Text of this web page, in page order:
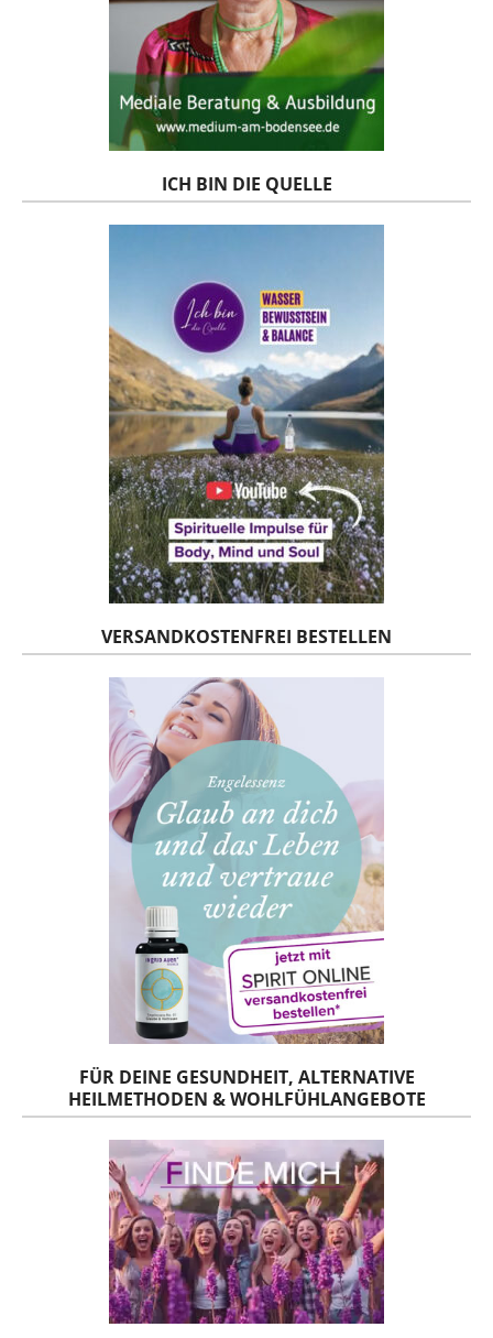
ICH BIN DIE QUELLE
VERSANDKOSTENFREI BESTELLEN
FÜR DEINE GESUNDHEIT, ALTERNATIVE
HEILMETHODEN & WOHLFÜHLANGEBOTE